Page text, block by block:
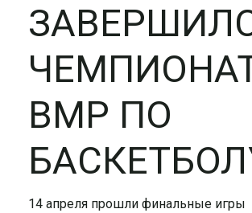
ВМР ПО
14 апреля прошли финальные игры